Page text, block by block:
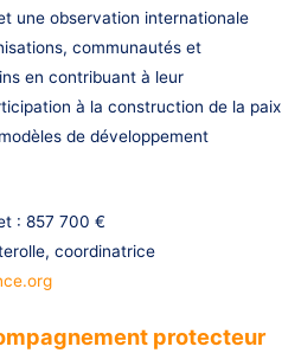
une observation internationale
communautés et
en contribuant à leur
à la construction de la paix
de développement
: 857 700 €
coordinatrice
protecteur